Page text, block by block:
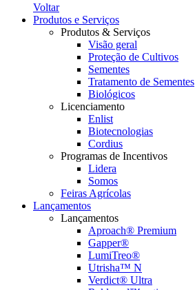
Voltar
Produtos e Serviços
Produtos & Serviços
Visão geral
Proteção de Cultivos
Sementes
Tratamento de Sementes
Biológicos
Licenciamento
Enlist
Biotecnologias
Cordius
Programas de Incentivos
Lidera
Somos
Feiras Agrícolas
Lançamentos
Lançamentos
Aproach® Premium
Gapper®
LumiTreo®
Utrisha™ N
Verdict® Ultra